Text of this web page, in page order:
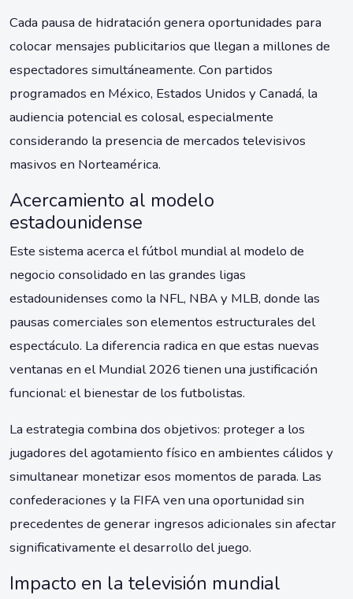
Cada pausa de hidratación genera oportunidades para
colocar mensajes publicitarios que llegan a millones de
espectadores simultáneamente. Con partidos
programados en México, Estados Unidos y Canadá, la
audiencia potencial es colosal, especialmente
considerando la presencia de mercados televisivos
masivos en Norteamérica.
Acercamiento al modelo
estadounidense
Este sistema acerca el fútbol mundial al modelo de
negocio consolidado en las grandes ligas
estadounidenses como la NFL, NBA y MLB, donde las
pausas comerciales son elementos estructurales del
espectáculo. La diferencia radica en que estas nuevas
ventanas en el Mundial 2026 tienen una justificación
funcional: el bienestar de los futbolistas.
La estrategia combina dos objetivos: proteger a los
jugadores del agotamiento físico en ambientes cálidos y
simultanear monetizar esos momentos de parada. Las
confederaciones y la FIFA ven una oportunidad sin
precedentes de generar ingresos adicionales sin afectar
significativamente el desarrollo del juego.
Impacto en la televisión mundial